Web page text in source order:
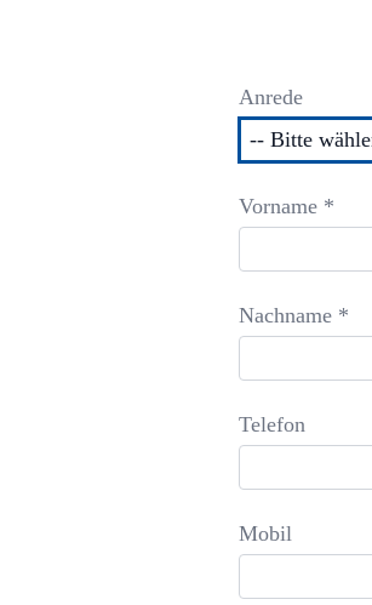
Anrede
Vorname *
Nachname *
Telefon
Mobil